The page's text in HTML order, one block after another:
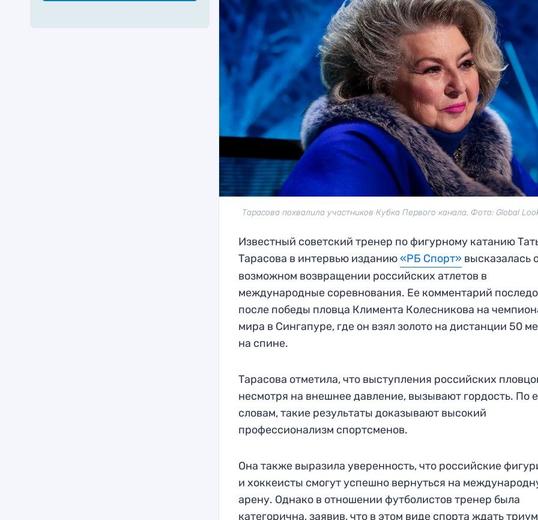
Тарасова похвалила участников Кубка Первого канала. Фото: Global
Известный советский тренер по фигурному катанию
Тарасова в интервью изданию«РБ Спорт» высказалась
возможном возвращении российских атлетов в
международные соревнования. Ее комментарий
после победы пловца Климента Колесникова на
мира в Сингапуре, где он взял золото на дистанции 50
на спине.
Тарасова отметила, что выступления российских
несмотря на внешнее давление, вызывают гордость. По
словам, такие результаты доказывают высокий
профессионализм спортсменов.
Она также выразила уверенность, что российские
и хоккеисты смогут успешно вернуться на
арену. Однако в отношении футболистов тренер была
категорична, заявив, что в этом виде спорта ждать